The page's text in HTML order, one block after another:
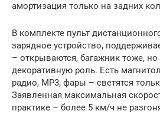
амортизация только на задних
В комплекте пульт
зарядное устройство,
– открываются, багажник тоже, но
декоративную роль. Есть
радио, MP3, фары – светятся
Заявленная максимальная
практике – более 5 км/ч не